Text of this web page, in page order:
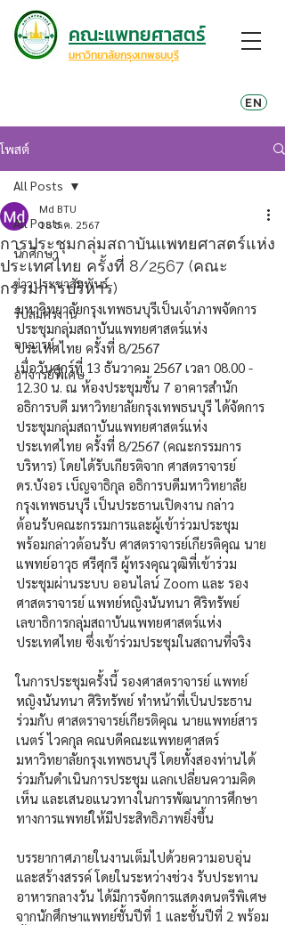
มหาวิทยาลัยกรุงเทพธนบุรี
EN
คณะแพทยศาสตร์
โพสต์
All Posts
นักศึกษา
ข่าวประชาสัมพันธ์
รับสมัครงาน
อาจารย์
อาจารย์พิเศษ
All Posts
การประชุมกลุ่มสถาบันแพทยศาสตร์แห่ง
ประเทศไทย ครั้งที่ 8/2567 (คณะ
กรรมการบริหาร)
Md BTU
18 ธ.ค. 2567
มหาวิทยาลัยกรุงเทพธนบุรีเป็นเจ้าภาพจัดการ
ประชุมกลุ่มสถาบันแพทยศาสตร์แห่ง
ประเทศไทย ครั้งที่ 8/2567
เมื่อวันศุกร์ที่ 13 ธันวาคม 2567 เวลา 08.00 -
12.30 น. ณ ห้องประชุมชั้น 7 อาคารสำนัก
อธิการบดี มหาวิทยาลัยกรุงเทพธนบุรี ได้จัดการ
ประชุมกลุ่มสถาบันแพทยศาสตร์แห่ง
ประเทศไทย ครั้งที่ 8/2567 (คณะกรรมการ
บริหาร) โดยได้รับเกียรติจาก ศาสตราจารย์
ดร.บังอร เบ็ญจาธิกุล อธิการบดีมหาวิทยาลัย
กรุงเทพธนบุรี เป็นประธานเปิดงาน กล่าว
ต้อนรับคณะกรรมการและผู้เข้าร่วมประชุม
พร้อมกล่าวต้อนรับ ศาสตราจารย์เกียรติคุณ นาย
แพทย์อาวุธ ศรีศุกรี ผู้ทรงคุณวุฒิที่เข้าร่วม
ประชุมผ่านระบบ ออนไลน์ Zoom และ รอง
ศาสตราจารย์ แพทย์หญิงนันทนา ศิริทรัพย์
เลขาธิการกลุ่มสถาบันแพทยศาสตร์แห่ง
ประเทศไทย ซึ่งเข้าร่วมประชุมในสถานที่จริง
ในการประชุมครั้งนี้ รองศาสตราจารย์ แพทย์
หญิงนันทนา ศิริทรัพย์ ทำหน้าที่เป็นประธาน
ร่วมกับ ศาสตราจารย์เกียรติคุณ นายแพทย์สาร
เนตร์ ไวคกุล คณบดีคณะแพทยศาสตร์
มหาวิทยาลัยกรุงเทพธนบุรี โดยทั้งสองท่านได้
ร่วมกันดำเนินการประชุม แลกเปลี่ยนความคิด
เห็น และเสนอแนวทางในการพัฒนาการศึกษา
ทางการแพทย์ให้มีประสิทธิภาพยิ่งขึ้น
บรรยากาศภายในงานเต็มไปด้วยความอบอุ่น
และสร้างสรรค์ โดยในระหว่างช่วง รับประทาน
อาหารกลางวัน ได้มีการจัดการแสดงดนตรีพิเศษ
จากนักศึกษาแพทย์ชั้นปีที่ 1 และชั้นปีที่ 2 พร้อม